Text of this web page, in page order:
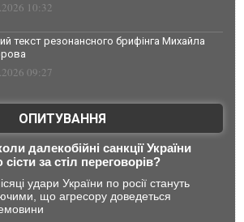
10:32
текст резонансного брифінга Михайла
09:27
ОПИТУВАННЯ
далекобійні санкції України
за стіл переговорів?
удари України по росії стануть
що агресору доведеться